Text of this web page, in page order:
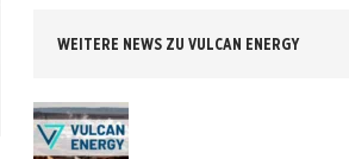
WEITERE NEWS ZU VULCAN ENERGY